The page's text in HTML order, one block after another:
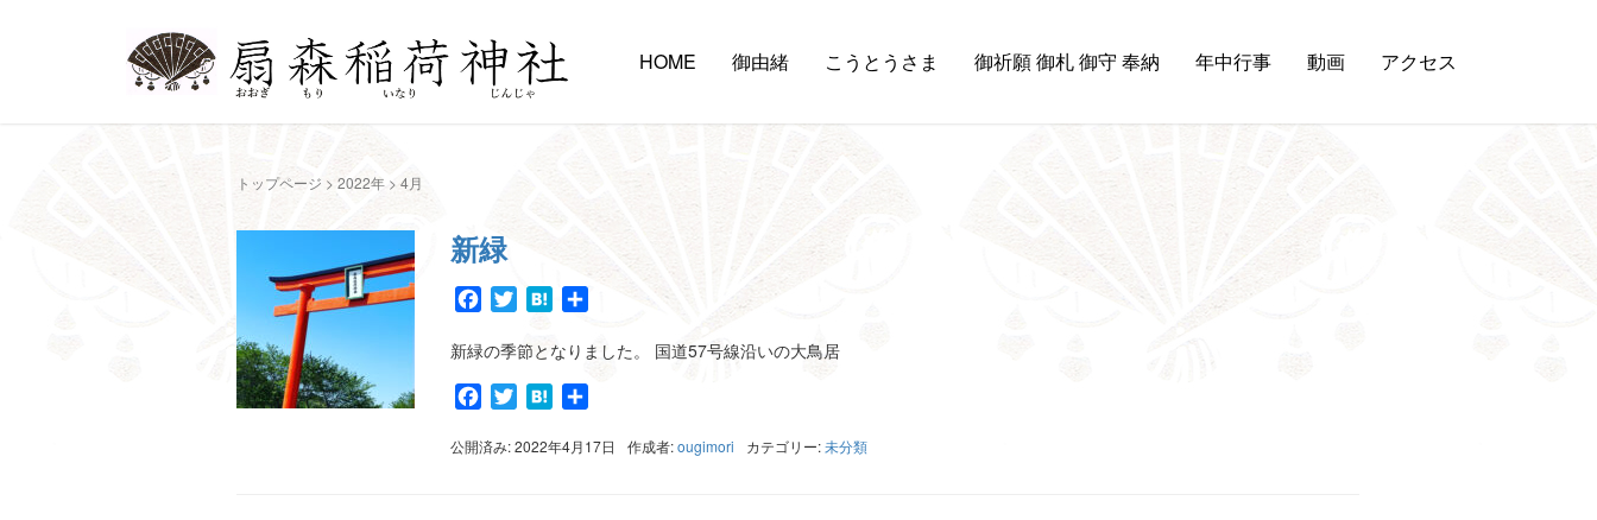
HOME 御由緒 こうとうさま 御祈願 御札 御守 奉納 年中行事 動画 アクセス
トップページ >2022年 >4月
新緑
FacebookTwitterHatena
新緑の季節となりました。 国道57号線沿いの大鳥居
FacebookTwitterHatena
公開済み: 2022年4月17日 作成者:ougimori カテゴリー:未分類